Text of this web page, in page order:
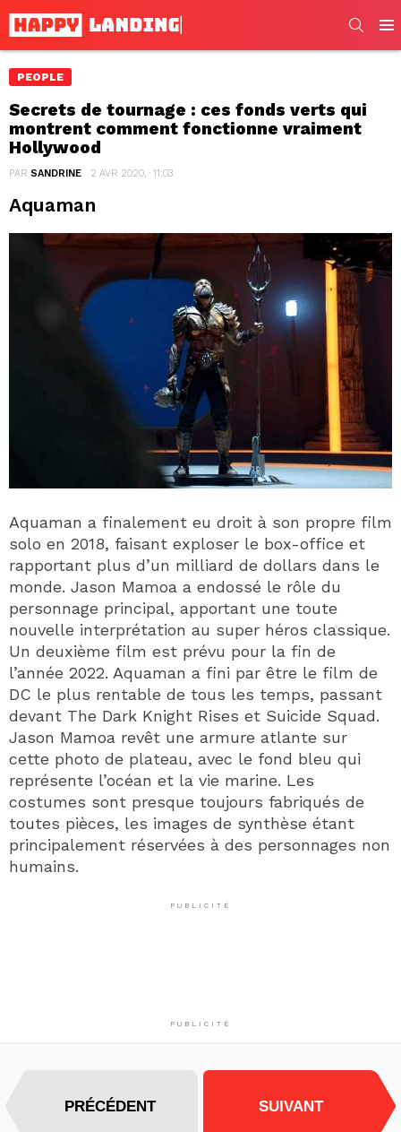
PEOPLE
Secrets de tournage : ces fonds verts qui
montrent comment fonctionne vraiment
Hollywood
PAR SANDRINE 2 AVR 2020, · 11:03
Aquaman
Aquaman a finalement eu droit à son propre film
solo en 2018, faisant exploser le box-office et
rapportant plus d’un milliard de dollars dans le
monde. Jason Mamoa a endossé le rôle du
personnage principal, apportant une toute
nouvelle interprétation au super héros classique.
Un deuxième film est prévu pour la fin de
l’année 2022. Aquaman a fini par être le film de
DC le plus rentable de tous les temps, passant
devant The Dark Knight Rises et Suicide Squad.
Jason Mamoa revêt une armure atlante sur
cette photo de plateau, avec le fond bleu qui
représente l’océan et la vie marine. Les
costumes sont presque toujours fabriqués de
toutes pièces, les images de synthèse étant
principalement réservées à des personnages non
humains.
PUBLICITÉ
PUBLICITÉ
PRÉCÉDENT SUIVANT